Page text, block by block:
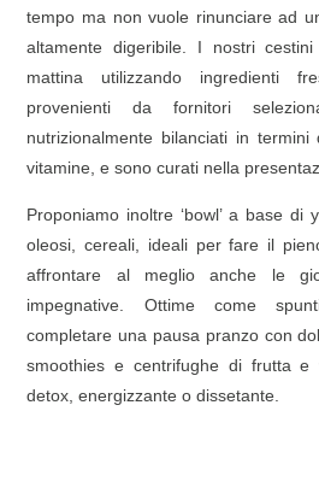
tempo ma non vuole rinunciare ad
altamente digeribile. I nostri
mattina utilizzando ingredienti
provenienti da fornitori
nutrizionalmente bilanciati in
vitamine, e sono curati nella
Proponiamo inoltre ‘bowl’ a base di
oleosi, cereali, ideali per fare il
affrontare al meglio anche le
impegnative. Ottime come
completare una pausa pranzo con
smoothies e centrifughe di frutta e
detox, energizzante o dissetante.